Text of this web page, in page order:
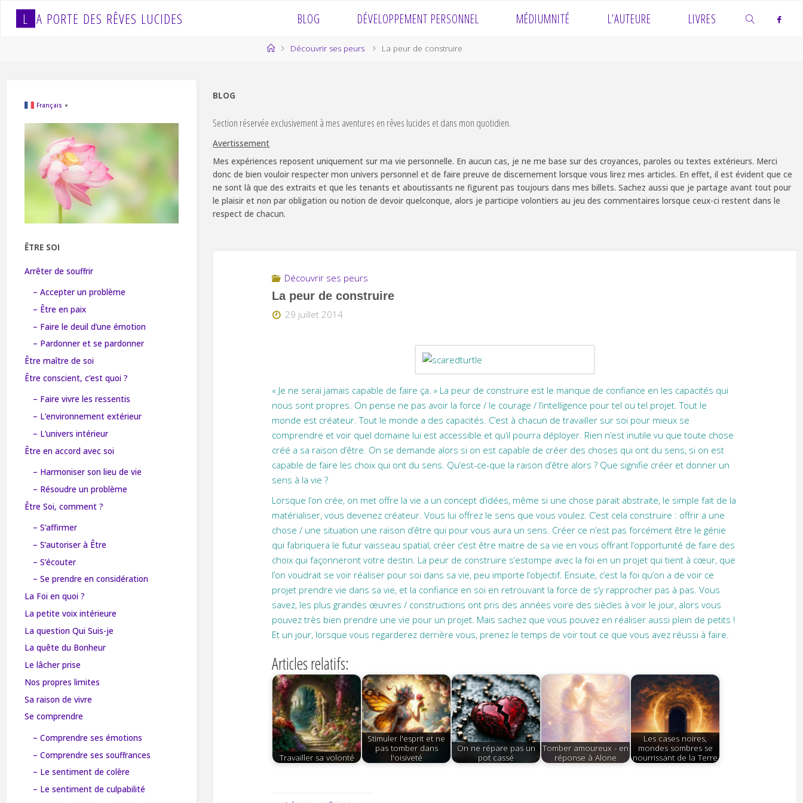
L A PORTE DES RÊVES LUCIDES BLOG DÉVELOPPEMENT PERSONNEL MÉDIUMNITÉ L’AUTEURE LIVRES
HomeDécouvrir ses peurs La peur de construire
BLOG
Section réservée exclusivement à mes aventures en rêves lucides et dans mon quotidien.
Avertissement
Mes expériences reposent uniquement sur ma vie personnelle. En aucun cas, je ne me base sur des croyances, paroles ou textes extérieurs. Merci
donc de bien vouloir respecter mon univers personnel et de faire preuve de discernement lorsque vous lirez mes articles. En effet, il est évident que ce
ne sont là que des extraits et que les tenants et aboutissants ne figurent pas toujours dans mes billets. Sachez aussi que je partage avant tout pour
le plaisir et non par obligation ou notion de devoir quelconque, alors je participe volontiers au jeu des commentaires lorsque ceux-ci restent dans le
respect de chacun.
Découvrir ses peurs
La peur de construire
29 juillet 2014
« Je ne serai jamais capable de faire ça. » La peur de construire est le manque de confiance en les capacités qui
nous sont propres. On pense ne pas avoir la force / le courage / l’intelligence pour tel ou tel projet. Tout le
monde est créateur. Tout le monde a des capacités. C’est à chacun de travailler sur soi pour mieux se
comprendre et voir quel domaine lui est accessible et qu’il pourra déployer. Rien n’est inutile vu que toute chose
créé a sa raison d’être. On se demande alors si on est capable de créer des choses qui ont du sens, si on est
capable de faire les choix qui ont du sens. Qu’est-ce-que la raison d’être alors ? Que signifie créer et donner un
sens à la vie ?
Lorsque l’on crée, on met offre la vie a un concept d’idées, même si une chose parait abstraite, le simple fait de la
matérialiser, vous devenez créateur. Vous lui offrez le sens que vous voulez. C’est cela construire : offrir a une
chose / une situation une raison d’être qui pour vous aura un sens. Créer ce n’est pas forcément être le génie
qui fabriquera le futur vaisseau spatial, créer c’est être maitre de sa vie en vous offrant l’opportunité de faire des
choix qui façonneront votre destin. La peur de construire s’estompe avec la foi en un projet qui tient à cœur, que
l’on voudrait se voir réaliser pour soi dans sa vie, peu importe l’objectif. Ensuite, c’est la foi qu’on a de voir ce
projet prendre vie dans sa vie, et la confiance en soi en retrouvant la force de s’y rapprocher pas à pas. Vous
savez, les plus grandes œuvres / constructions ont pris des années voire des siècles à voir le jour, alors vous
pouvez très bien prendre une vie pour un projet. Mais sachez que vous pouvez en réaliser aussi plein de petits !
Et un jour, lorsque vous regarderez derrière vous, prenez le temps de voir tout ce que vous avez réussi à faire.
Articles relatifs:
Travailler sa volonté
Stimuler l'esprit et ne
pas tomber dans
l'oisiveté
On ne répare pas un
pot cassé
Tomber amoureux - en
réponse à Alone
Les cases noires,
mondes sombres se
nourrissant de la Terre
Français ▼
ÊTRE SOI
Arrêter de souffrir
– Accepter un problème
– Être en paix
– Faire le deuil d’une émotion
– Pardonner et se pardonner
Être maître de soi
Être conscient, c’est quoi ?
– Faire vivre les ressentis
– L’environnement extérieur
– L’univers intérieur
Être en accord avec soi
– Harmoniser son lieu de vie
– Résoudre un problème
Être Soi, comment ?
– S’affirmer
– S’autoriser à Être
– S’écouter
– Se prendre en considération
La Foi en quoi ?
La petite voix intérieure
La question Qui Suis-je
La quête du Bonheur
Le lâcher prise
Nos propres limites
Sa raison de vivre
Se comprendre
– Comprendre ses émotions
– Comprendre ses souffrances
– Le sentiment de colère
– Le sentiment de culpabilité